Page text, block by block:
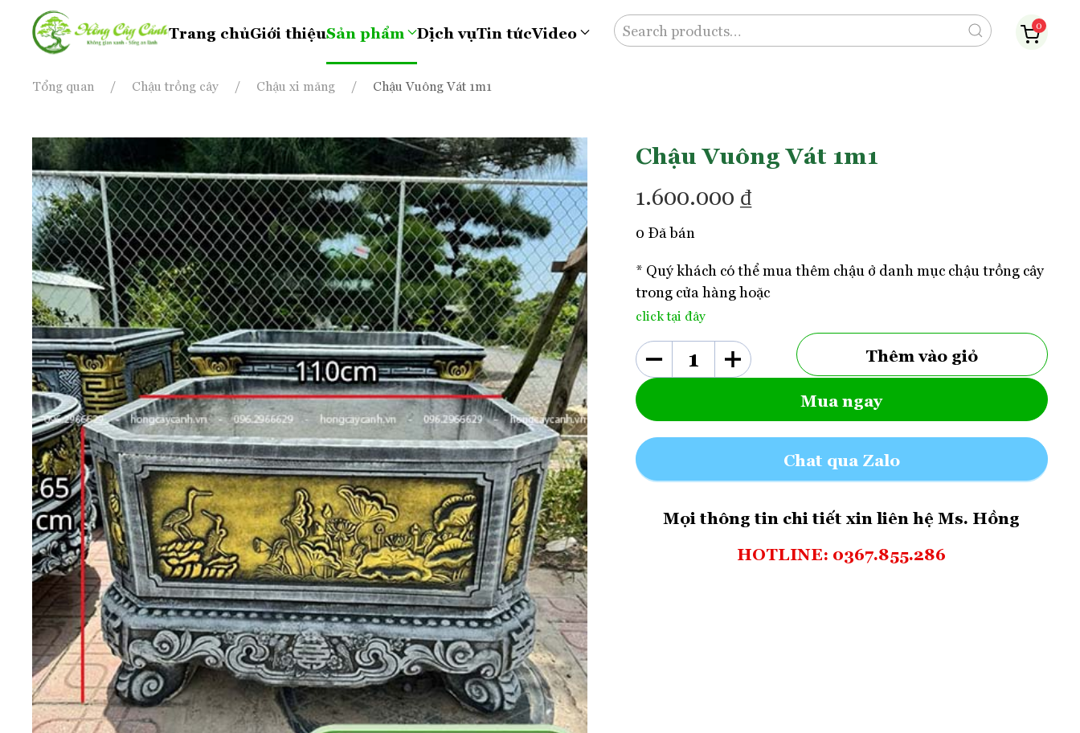
Skip to main content
Trang chủGiới thiệuSản phẩm Dịch vụTin tứcVideo 0
Tổng quan Chậu trồng cây Chậu xi măng Chậu Vuông Vát 1m1
Chậu Vuông Vát 1m1
1.600.000 ₫
0 Đã bán
* Quý khách có thể mua thêm chậu ở danh mục chậu trồng cây
trong cửa hàng hoặc
click tại đây
Mua ngay
Thêm vào giỏ
Chat qua Zalo
Mọi thông tin chi tiết xin liên hệ Ms. Hồng
HOTLINE: 0367.855.286